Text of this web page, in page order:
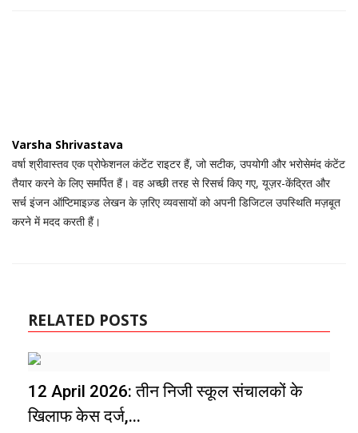
Varsha Shrivastava
वर्षा श्रीवास्तव एक प्रोफेशनल कंटेंट राइटर हैं, जो सटीक, उपयोगी और भरोसेमंद कंटेंट
तैयार करने के लिए समर्पित हैं। वह अच्छी तरह से रिसर्च किए गए, यूज़र-केंद्रित और
सर्च इंजन ऑप्टिमाइज़्ड लेखन के ज़रिए व्यवसायों को अपनी डिजिटल उपस्थिति मज़बूत
करने में मदद करती हैं।
RELATED POSTS
12 April 2026: तीन निजी स्कूल संचालकों के
खिलाफ केस दर्ज,...